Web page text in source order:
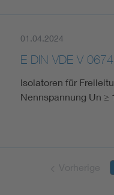
01.04.2024
E DIN VDE V
Isolatoren für
Nennspannung Un ≥